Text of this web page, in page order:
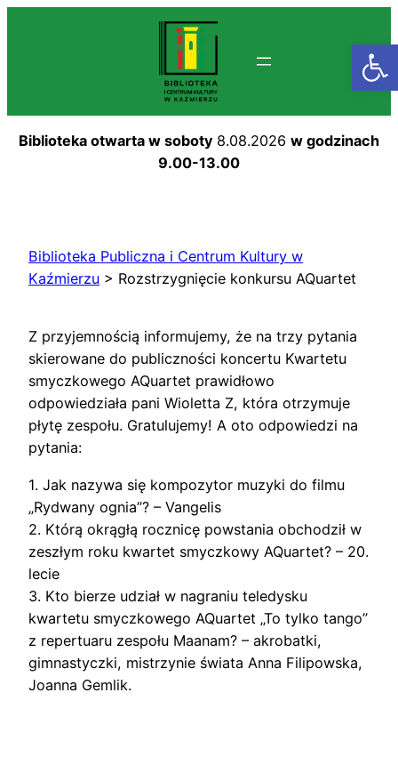
Biblioteka otwarta w soboty 8.08.2026 w godzinach
9.00-13.00
Biblioteka Publiczna i Centrum Kultury w
Kaźmierzu > Rozstrzygnięcie konkursu AQuartet
Z przyjemnością informujemy, że na trzy pytania
skierowane do publiczności koncertu Kwartetu
smyczkowego AQuartet prawidłowo
odpowiedziała pani Wioletta Z, która otrzymuje
płytę zespołu. Gratulujemy! A oto odpowiedzi na
pytania:
1. Jak nazywa się kompozytor muzyki do filmu
„Rydwany ognia”? – Vangelis
2. Którą okrągłą rocznicę powstania obchodził w
zeszłym roku kwartet smyczkowy AQuartet? – 20.
lecie
3. Kto bierze udział w nagraniu teledysku
kwartetu smyczkowego AQuartet „To tylko tango”
z repertuaru zespołu Maanam? – akrobatki,
gimnastyczki, mistrzynie świata Anna Filipowska,
Joanna Gemlik.